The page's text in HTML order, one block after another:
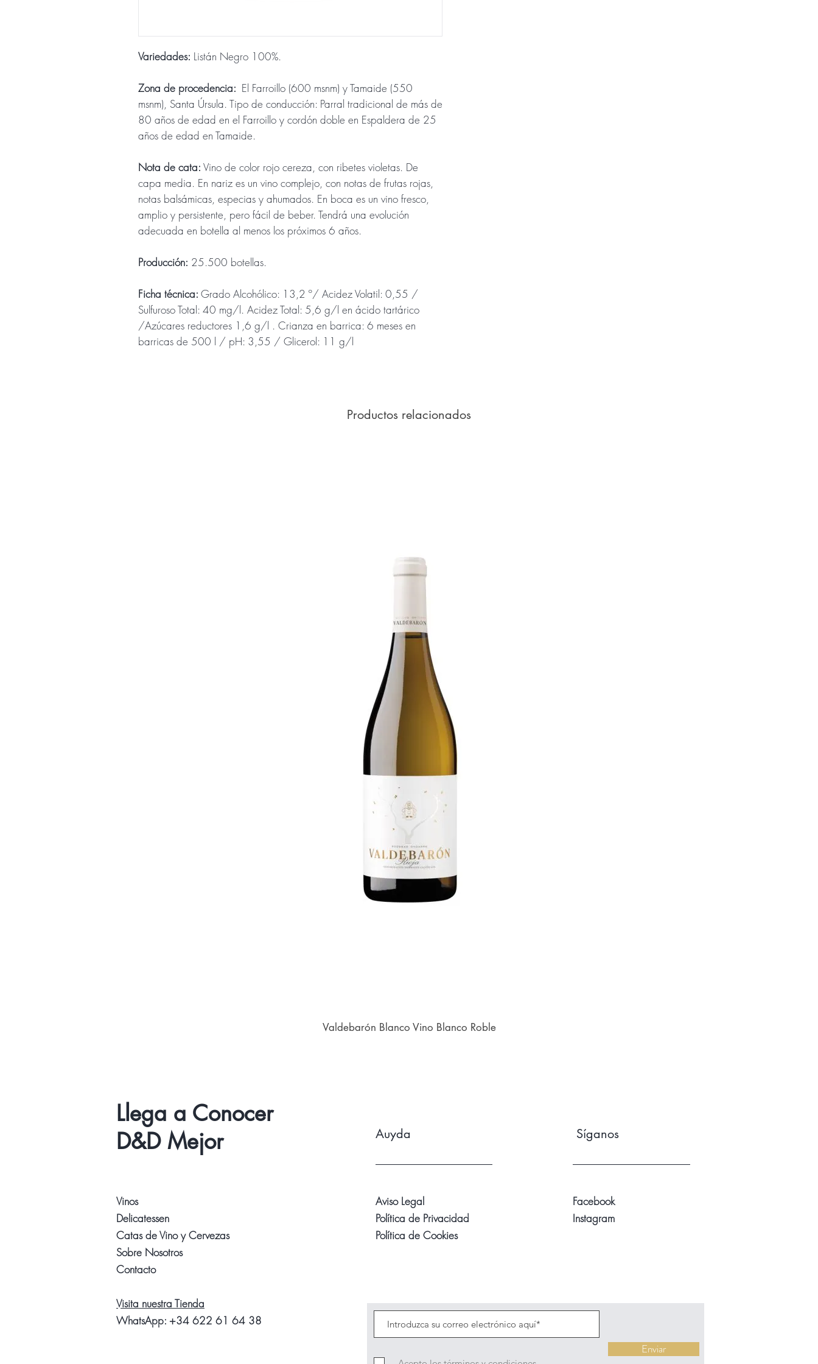
Variedades: Listán Negro 100%.
Zona de procedencia: El Farroillo (600 msnm) y Tamaide (550
msnm), Santa Úrsula. Tipo de conducción: Parral tradicional de más de
80 años de edad en el Farroillo y cordón doble en Espaldera de 25
años de edad en Tamaide.
Nota de cata: Vino de color rojo cereza, con ribetes violetas. De
capa media. En nariz es un vino complejo, con notas de frutas rojas,
notas balsámicas, especias y ahumados. En boca es un vino fresco,
amplio y persistente, pero fácil de beber. Tendrá una evolución
adecuada en botella al menos los próximos 6 años.
Producción: 25.500 botellas.
Ficha técnica: Grado Alcohólico: 13,2 º/ Acidez Volatil: 0,55 /
Sulfuroso Total: 40 mg/l. Acidez Total: 5,6 g/l en ácido tartárico
/Azúcares reductores 1,6 g/l . Crianza en barrica: 6 meses en
barricas de 500 l / pH: 3,55 / Glicerol: 11 g/l
Productos relacionados
Valdebarón Blanco Vino Blanco Roble
Llega a Conocer
D&D Mejor
Vinos
Delicatessen
Catas de Vino y Cervezas
Sobre Nosotros
Contacto
Visita nuestra Tienda
WhatsApp: +34 622 61 64 38
Auyda
Aviso Legal
Política de Privacidad
Política de Cookies
Síganos
Facebook
Instagram
Enviar